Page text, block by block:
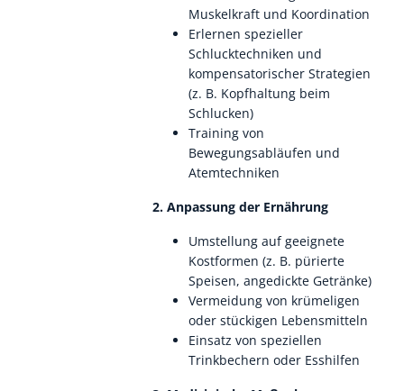
Muskelkraft und Koordination
Erlernen spezieller
Schlucktechniken und
kompensatorischer Strategien
(z. B. Kopfhaltung beim
Schlucken)
Training von
Bewegungsabläufen und
Atemtechniken
2. Anpassung der Ernährung
Umstellung auf geeignete
Kostformen (z. B. pürierte
Speisen, angedickte Getränke)
Vermeidung von krümeligen
oder stückigen Lebensmitteln
Einsatz von speziellen
Trinkbechern oder Esshilfen